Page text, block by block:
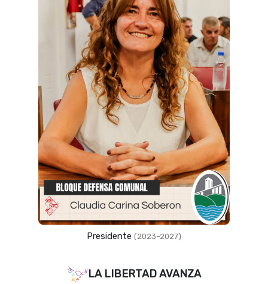
Presidente (2023–2027)
LA LIBERTAD AVANZA